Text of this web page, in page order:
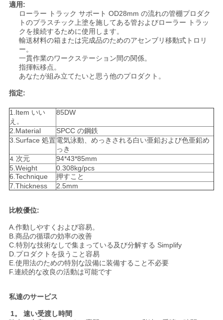
バ
リ
シ
ー
適用:
ローラー トラック サポート OD28mm の流れの管棚プロダク
トのプラスチック上塗を施してある管およびローラー トラッ
クを接続するために使用します。
輸送材料の箱または完成品のためのアセンブリ移動式トロリ
ー。
一貫作業のワークステーション間の関係。
指揮転移点。
あなたが組み立てたいと思う他のプロダクト。
指定:
1.Item いい
え。
85DW
2.Material
SPCC の鋼鉄
3.Surface 処置電気泳動、めっきされる白い亜鉛および色亜鉛め
っき
4. 次元
94*43*85mm
5.Weight
0.308kg/pcs
6.Technique
押すこと
7.Thickness
2.5mm
比較優位:
A.作動しやすくおよび容易。
B.商品の循環の効率の改善
C.特別な技術なしで集まっている及び分解する Simplify
D.プロダクトを扱うこと容易
E.使用法のための特別な設備に装備すること不必要
F.連続的な改良の活動は可能です
私達のサービス
1。 速い受渡し時間